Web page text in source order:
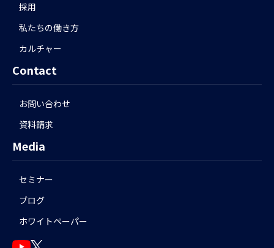
採用
私たちの働き方
カルチャー
Contact
お問い合わせ
資料請求
Media
セミナー
ブログ
ホワイトペーパー